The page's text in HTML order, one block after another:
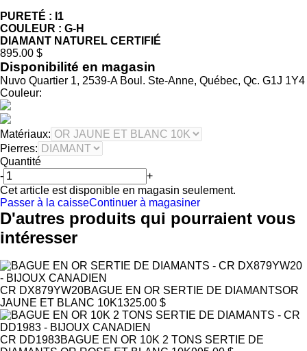
PURETÉ : I1
COULEUR : G-H
DIAMANT NATUREL CERTIFIÉ
895.00 $
Disponibilité en magasin
Nuvo Quartier 1, 2539-A Boul. Ste-Anne, Québec, Qc. G1J 1Y4
Couleur:
Matériaux:
Pierres:
Quantité
-
+
Cet article est disponible en magasin seulement.
Passer à la caisseContinuer à magasiner
D'autres produits qui pourraient vous
intéresser
CR DX879YW20BAGUE EN OR SERTIE DE DIAMANTSOR
JAUNE ET BLANC 10K1325.00 $
CR DD1983BAGUE EN OR 10K 2 TONS SERTIE DE